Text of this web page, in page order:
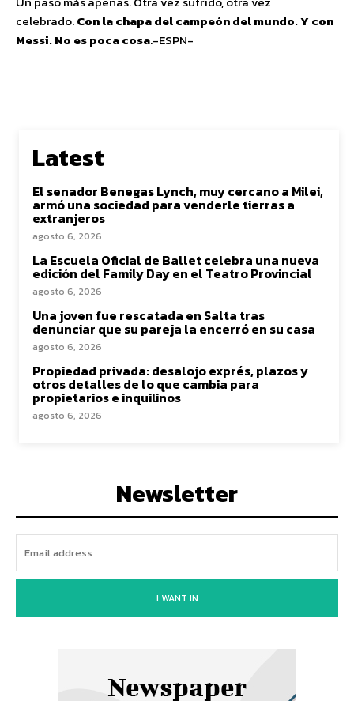
celebrado.Con la chapa del campeón del mundo. Y con
Messi. No es poca cosa.-ESPN-
Latest
El senador Benegas Lynch, muy cercano a Milei,
armó una sociedad para venderle tierras a
extranjeros
agosto 6, 2026
La Escuela Oficial de Ballet celebra una nueva
edición del Family Day en el Teatro Provincial
agosto 6, 2026
Una joven fue rescatada en Salta tras
denunciar que su pareja la encerró en su casa
agosto 6, 2026
Propiedad privada: desalojo exprés, plazos y
otros detalles de lo que cambia para
propietarios e inquilinos
agosto 6, 2026
Newsletter
I WANT IN